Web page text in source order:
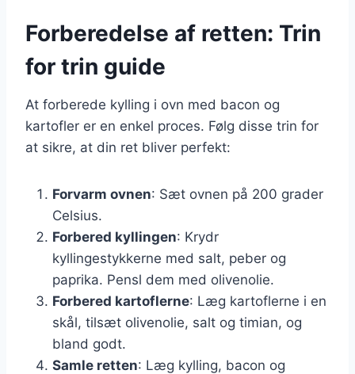
Forberedelse af retten: Trin
for trin guide
At forberede kylling i ovn med bacon og
kartofler er en enkel proces. Følg disse trin for
at sikre, at din ret bliver perfekt:
Forvarm ovnen: Sæt ovnen på 200 grader
Celsius.
Forbered kyllingen: Krydr
kyllingestykkerne med salt, peber og
paprika. Pensl dem med olivenolie.
Forbered kartoflerne: Læg kartoflerne i en
skål, tilsæt olivenolie, salt og timian, og
bland godt.
Samle retten: Læg kylling, bacon og